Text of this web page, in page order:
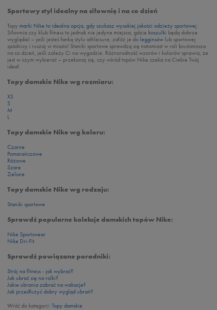
Sportowy styl idealny na siłownię i na co dzień
Topy marki Nike to idealna opcja, gdy szukasz wysokiej jakości odzieży sportowej.
Siłownia czy klub fitness to jednak nie jedyne miejsca, gdzie koszulki będą dobrze
wyglądać – jeśli jesteś fanką stylu athleisure, załóż je do legginsów lub sportowej
spódnicy i ruszaj w miasto! Staniki sportowe sprawdzą się natomiast w roli biustonosza
na co dzień, jeśli zależy Ci na wygodzie. Różnorodność wzorów i kolorów sprawia, że
jest w czym wybierać – przekonaj się, czy wśród topów Nike czeka na Ciebie Twój
ideał.
Topy damskie Nike wg rozmiaru:
XS
S
M
L
Topy damskie Nike wg koloru:
Czarne
Pomarańczowe
Różowe
Szare
Zielone
Topy damskie Nike wg rodzaju:
Staniki sportowe
Sprawdź popularne kolekcje damskich topów Nike:
Nike Sportswear
Nike Dri-Fit
Sprawdź powiązane poradniki:
Strój na fitness - jak wybrać?
Jak ubrać się na rolki?
Jakie ubrania zabrać na wakacje?
Jak przedłużyć dobry wygląd ubrań?
Wróć do kategorii: Topy damskie